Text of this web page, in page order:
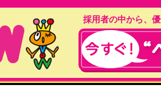
採用者の中から、